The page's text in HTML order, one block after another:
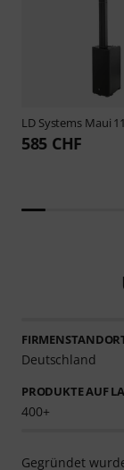
LD Systems Maui
585 CHF
Deutschland
PRODUKTE AUF
400+
Gegründet